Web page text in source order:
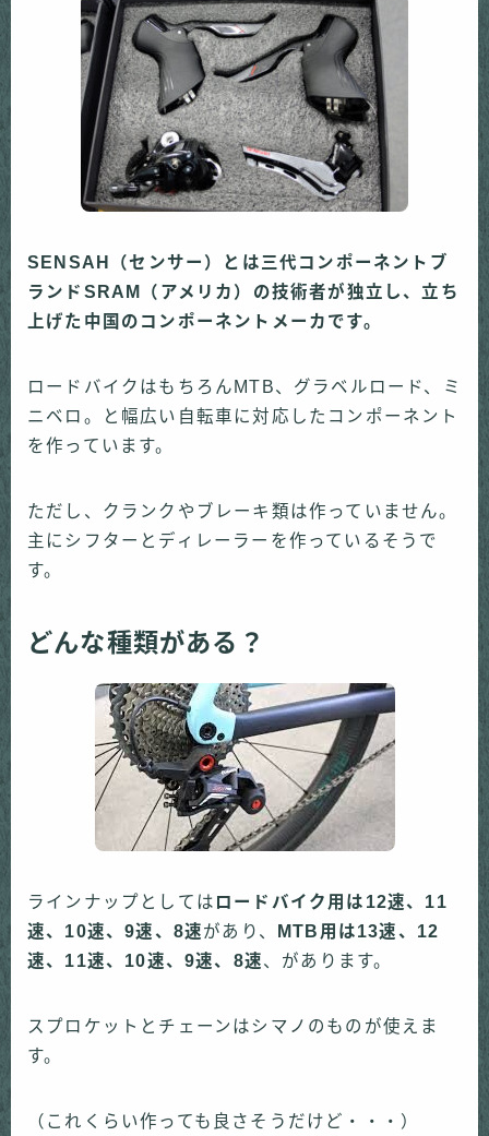
SENSAH
（センサー）とは三代コンポーネントブ
ランド SRAM
（アメリカ）の技術者が独立し、立ち
上げた中国のコンポーネントメーカです。
ロードバイクはもちろん MTB、グラベルロード、ミ
ニベロ。と幅広い自転車に対応したコンポーネント
を作っています。
ただし、クランクやブレーキ類は作っていません。
主にシフターとディレーラーを作っているそうで
す。
どんな種類がある？
ラインナップとしては ロードバイク用は 12速、 11
速、 10速、9速、 8速があり、 MTB 用は13速、 12
速、 11速、 10速、9速、 8速、があります。
スプロケットとチェーンはシマノのものが使えま
す。
（これくらい作っても良さそうだけど・・・）